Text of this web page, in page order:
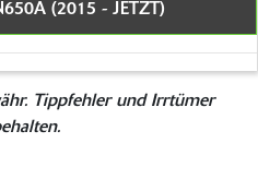
(2015 - JETZT)
Tippfehler und Irrtümer